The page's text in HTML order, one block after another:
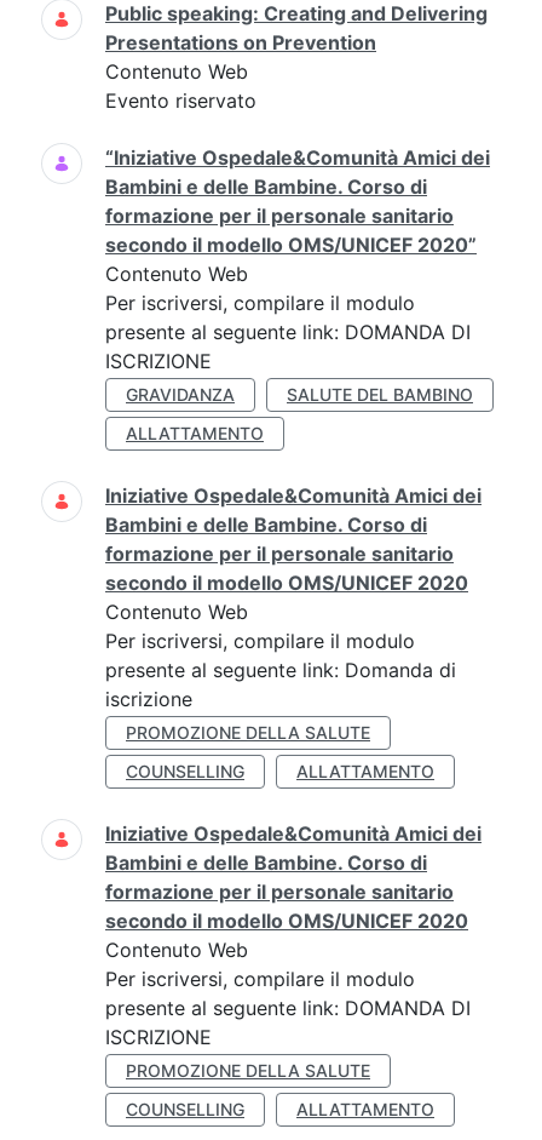
Public speaking: Creating and Delivering
Presentations on Prevention
Contenuto Web
Evento riservato
“Iniziative Ospedale&Comunità Amici dei
Bambini e delle Bambine. Corso di
formazione per il personale sanitario
secondo il modello OMS/UNICEF 2020”
Contenuto Web
Per iscriversi, compilare il modulo
presente al seguente link: DOMANDA DI
ISCRIZIONE
GRAVIDANZA
SALUTE DEL BAMBINO
ALLATTAMENTO
Iniziative Ospedale&Comunità Amici dei
Bambini e delle Bambine. Corso di
formazione per il personale sanitario
secondo il modello OMS/UNICEF 2020
Contenuto Web
Per iscriversi, compilare il modulo
presente al seguente link: Domanda di
iscrizione
PROMOZIONE DELLA SALUTE
COUNSELLING
ALLATTAMENTO
Iniziative Ospedale&Comunità Amici dei
Bambini e delle Bambine. Corso di
formazione per il personale sanitario
secondo il modello OMS/UNICEF 2020
Contenuto Web
Per iscriversi, compilare il modulo
presente al seguente link: DOMANDA DI
ISCRIZIONE
PROMOZIONE DELLA SALUTE
COUNSELLING
ALLATTAMENTO